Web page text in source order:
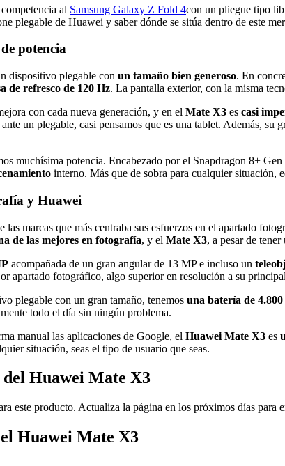
al Samsung Galaxy Z Fold 4con un pliegue tipo
plegable de Huawei y saber dónde se sitúa dentro de este
potencia
dispositivo plegable con un tamaño bien generoso. En
de refresco de 120 Hz. La pantalla exterior, con la misma
con cada nueva generación, y en el Mate X3 es casi
un plegable, casi pensamos que es una tablet. Además, su
muchísima potencia. Encabezado por el Snapdragon 8+ Gen
interno. Más que de sobra para cualquier situación,
y Huawei
las marcas que más centraba sus esfuerzos en el apartado
de las mejores en fotografía, y el Mate X3, a pesar de
acompañada de un gran angular de 13 MP e incluso un
apartado fotográfico, algo superior en resolución a su
plegable con un gran tamaño, tenemos una batería de
todo el día sin ningún problema.
manual las aplicaciones de Google, el Huawei Mate X3 es
situación, seas el tipo de usuario que seas.
Huawei Mate X3
este producto. Actualiza la página en los próximos días para
Huawei Mate X3